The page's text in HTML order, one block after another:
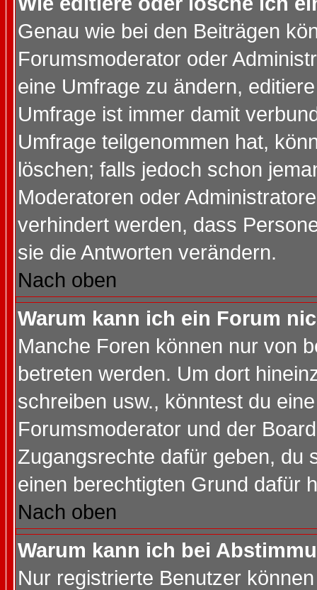
Genau wie bei den Beiträgen
Forumsmoderator oder
eine Umfrage zu ändern,
Umfrage ist immer damit
Umfrage teilgenommen hat,
löschen; falls jedoch schon
Moderatoren oder
verhindert werden, dass
sie die Antworten verändern.
Nach oben
Warum kann ich ein Forum
Manche Foren können nur von
betreten werden. Um dort
schreiben usw., könntest du
Forumsmoderator und der
Zugangsrechte dafür geben, du
einen berechtigten Grund dafür
Nach oben
Warum kann ich bei
Nur registrierte Benutzer